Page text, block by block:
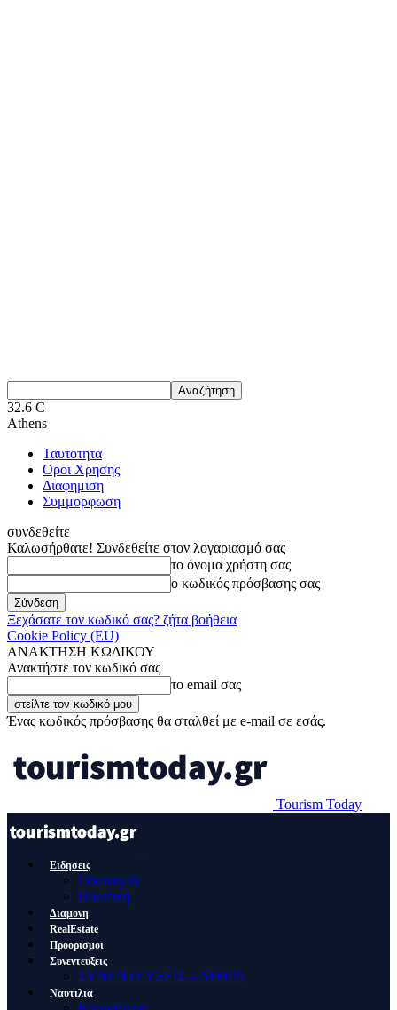
32.6 C
Athens
Ταυτοτητα
Οροι Χρησης
Διαφημιση
Συμμορφωση
συνδεθείτε
Καλωσήρθατε! Συνδεθείτε στον λογαριασμό σας
το όνομα χρήστη σας
ο κωδικός πρόσβασης σας
Ξεχάσατε τον κωδικό σας? ζήτα βοήθεια
Cookie Policy (EU)
ΑΝΑΚΤΗΣΗ ΚΩΔΙΚΟΥ
Ανακτήστε τον κωδικό σας
το email σας
Ένας κωδικός πρόσβασης θα σταλθεί με e-mail σε εσάς.
Tourism Today
Ειδησεις
Οικονομια
Πολιτικη
Διαμονη
RealEstate
Προορισμοι
Συνεντευξεις
ΣΥΝΕΝΤΕΥΞΕΙΣ – ΑΡΘΡΑ
Ναυτιλια